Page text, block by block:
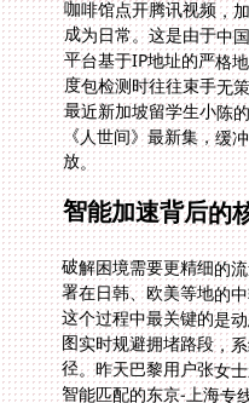
放。
智能加速背后的
破解困境需要更精细的
署在日韩、欧美等地的
这个过程中最关键的是
图实时规避拥堵路段，
径。昨天巴黎用户张女
智能匹配的东京-上海